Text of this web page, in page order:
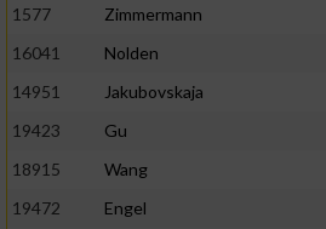
1577
Zimmermann
16041
Nolden
14951
Jakubovskaja
19423
Gu
18915
Wang
19472
Engel